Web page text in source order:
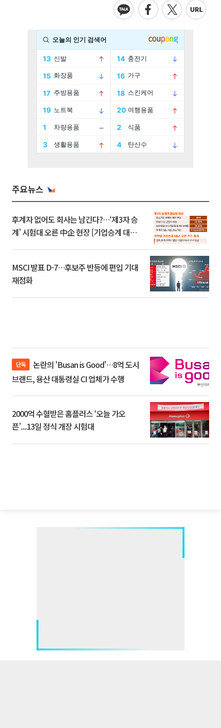
주요뉴스
후계자 없어도 회사는 남긴다?…‘제3자 승
계’ 시험대 오른 中企 현장 [기업승계 대전
MSCI 발표 D-7…후보주 반등에 편입 기대
재점화
단독
브랜드, 용산 대통령실 CI 업체가 수행
2000억 수혈받은 홈플러스 ‘오늘 가오
픈’...13일 정식 개장 시험대